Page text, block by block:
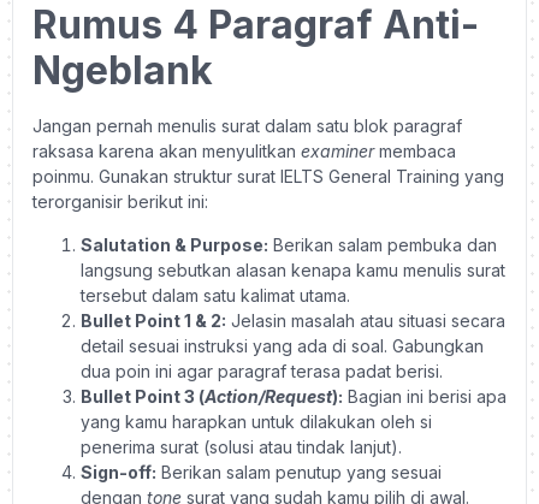
Rumus 4 Paragraf Anti-
Ngeblank
Jangan pernah menulis surat dalam satu blok paragraf
raksasa karena akan menyulitkan examinermembaca
poinmu. Gunakan struktur surat IELTS General Training yang
terorganisir berikut ini:
Salutation & Purpose: Berikan salam pembuka dan
langsung sebutkan alasan kenapa kamu menulis surat
tersebut dalam satu kalimat utama.
Bullet Point 1 & 2: Jelasin masalah atau situasi secara
detail sesuai instruksi yang ada di soal. Gabungkan
dua poin ini agar paragraf terasa padat berisi.
Bullet Point 3 (Action/Request): Bagian ini berisi apa
yang kamu harapkan untuk dilakukan oleh si
penerima surat (solusi atau tindak lanjut).
Sign-off: Berikan salam penutup yang sesuai
dengan tone surat yang sudah kamu pilih di awal.